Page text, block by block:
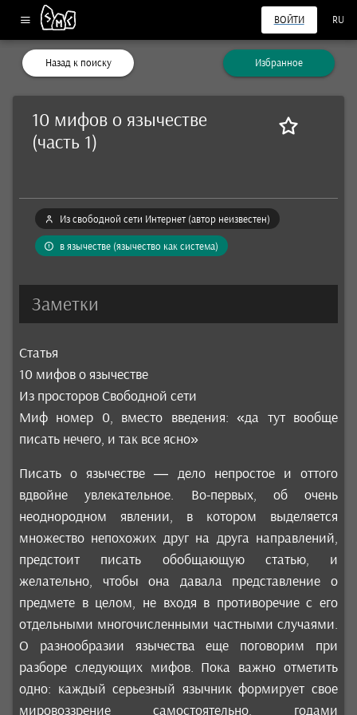
ВОЙТИ RU
Назад к поиску Избранное
10 мифов о язычестве
(часть 1)
Из свободной сети Интернет (автор неизвестен)
в язычестве (язычество как система)
Заметки
Статья
10 мифов о язычестве
Из просторов Свободной сети
Миф номер 0, вместо введения: «да тут вообще
писать нечего, и так все ясно»
Писать о язычестве — дело непростое и оттого
вдвойне увлекательное. Во-первых, об очень
неоднородном явлении, в котором выделяется
множество непохожих друг на друга направлений,
предстоит писать обобщающую статью, и
желательно, чтобы она давала представление о
предмете в целом, не входя в противоречие с его
отдельными многочисленными частными случаями.
О разнообразии язычества еще поговорим при
разборе следующих мифов. Пока важно отметить
одно: каждый серьезный язычник формирует свое
мировоззрение самостоятельно, годами